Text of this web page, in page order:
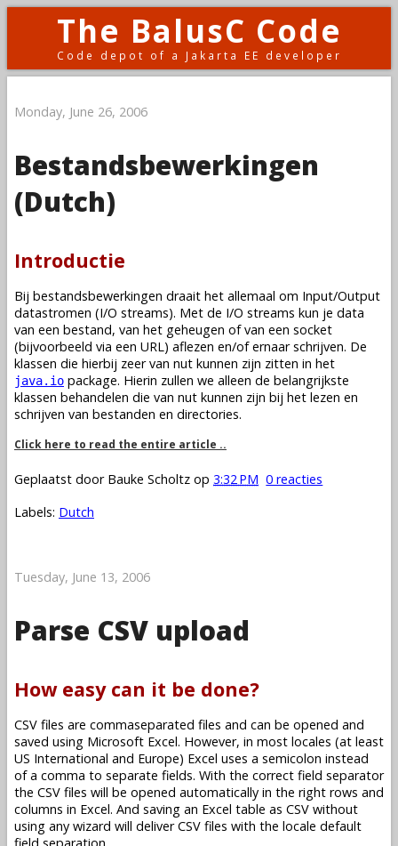
The BalusC Code
Code depot of a Jakarta EE developer
Monday, June 26, 2006
Bestandsbewerkingen
(Dutch)
Introductie
Bij bestandsbewerkingen draait het allemaal om Input/Output
datastromen (I/O streams). Met de I/O streams kun je data
van een bestand, van het geheugen of van een socket
(bijvoorbeeld via een URL) aflezen en/of ernaar schrijven. De
klassen die hierbij zeer van nut kunnen zijn zitten in het
java.io package. Hierin zullen we alleen de belangrijkste
klassen behandelen die van nut kunnen zijn bij het lezen en
schrijven van bestanden en directories.
Click here to read the entire article ..
Geplaatst door Bauke Scholtz op 3:32 PM 0 reacties
Labels: Dutch
Tuesday, June 13, 2006
Parse CSV upload
How easy can it be done?
CSV files are commaseparated files and can be opened and
saved using Microsoft Excel. However, in most locales (at least
US International and Europe) Excel uses a semicolon instead
of a comma to separate fields. With the correct field separator
the CSV files will be opened automatically in the right rows and
columns in Excel. And saving an Excel table as CSV without
using any wizard will deliver CSV files with the locale default